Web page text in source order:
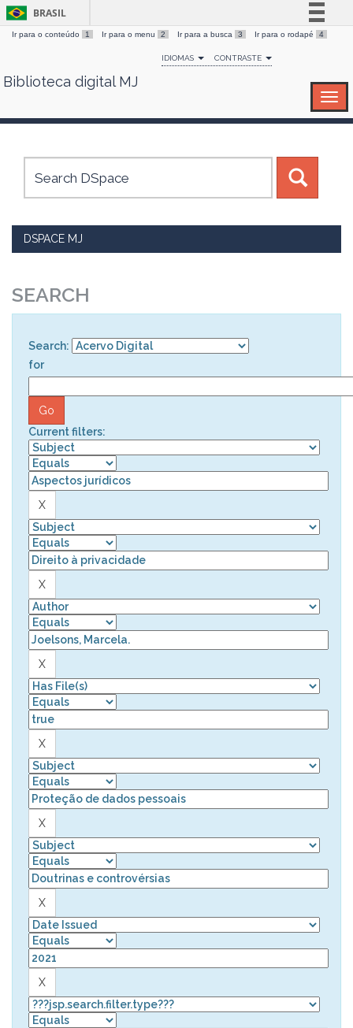
Skip
BRASIL
Simplifique!
Comunica BR
Canais
Ir para o conteúdo 1 Ir para o menu 2 Ir para a busca 3 Ir para o rodapé 4
IDIOMAS CONTRASTE
Biblioteca digital MJ
DSPACE MJ
SEARCH
Search:
for
Current filters: